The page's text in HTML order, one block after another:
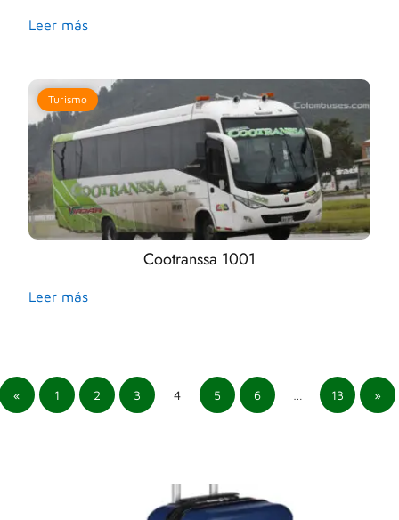
Leer más
Turismo
Cootranssa 1001
Leer más
« 1 2 3 4 5 6 … 13 »